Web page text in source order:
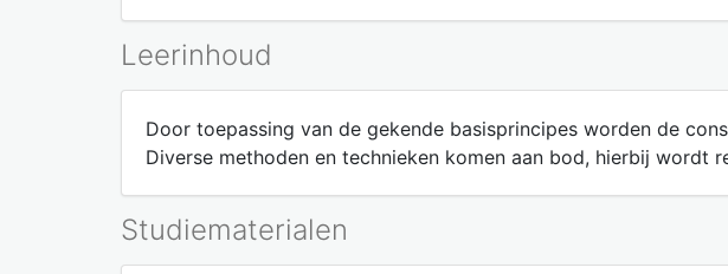
Leerinhoud
Door toepassing van de gekende basisprincipes worden de
Diverse methoden en technieken komen aan bod, hierbij wordt
Studiematerialen